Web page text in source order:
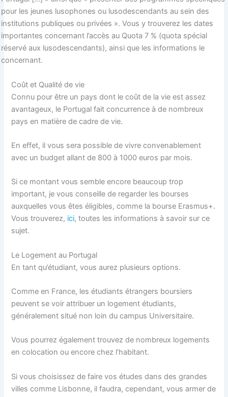
pour les jeunes lusophones ou lusodescendants au sein des
institutions publiques ou privées ». Vous y trouverez les dates
importantes concernant l’accès au Quota 7 % (quota spécial
réservé aux lusodescendants), ainsi que les informations le
concernant.
Coût et Qualité de vie
Connu pour être un pays dont le coût de la vie est assez
avantageux, le Portugal fait concurrence à de nombreux
pays en matière de cadre de vie.
En effet, il vous sera possible de vivre convenablement
avec un budget allant de 800 à 1000 euros par mois.
Si ce montant vous semble encore beaucoup trop
important, je vous conseille de regarder les bourses
auxquelles vous êtes éligibles, comme la bourse Erasmus+.
Vous trouverez, ici, toutes les informations à savoir sur ce
sujet.
Le Logement au Portugal
En tant qu’étudiant, vous aurez plusieurs options.
Comme en France, les étudiants étrangers boursiers
peuvent se voir attribuer un logement étudiants,
généralement situé non loin du campus Universitaire.
Vous pourrez également trouvez de nombreux logements
en colocation ou encore chez l’habitant.
Si vous choisissez de faire vos études dans des grandes
villes comme Lisbonne, il faudra, cependant, vous armer de